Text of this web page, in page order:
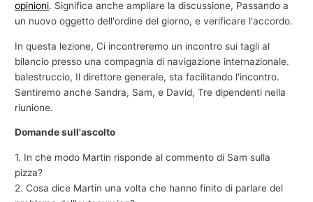
opinioni. Significa anche ampliare la discussione, Passando a
un nuovo oggetto dell'ordine del giorno, e verificare l'accordo.
In questa lezione, Ci incontreremo un incontro sui tagli al
bilancio presso una compagnia di navigazione internazionale.
balestruccio, Il direttore generale, sta facilitando l'incontro.
Sentiremo anche Sandra, Sam, e David, Tre dipendenti nella
riunione.
Domande sull'ascolto
1. In che modo Martin risponde al commento di Sam sulla
pizza?
2. Cosa dice Martin una volta che hanno finito di parlare del